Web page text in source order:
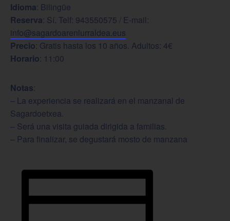
Idioma: Bilingüe
Reserva: Sí. Telf: 943550575 / E-mail:
info@sagardoarenlurraldea.eus
Precio: Gratis hasta los 10 años. Adultos: 4€
Horario: 11:00
Notas:
– La experiencia se realizará en el manzanal de
Sagardoetxea.
– Será una visita guiada dirigida a familias.
– Para finalizar, se degustará mosto de manzana